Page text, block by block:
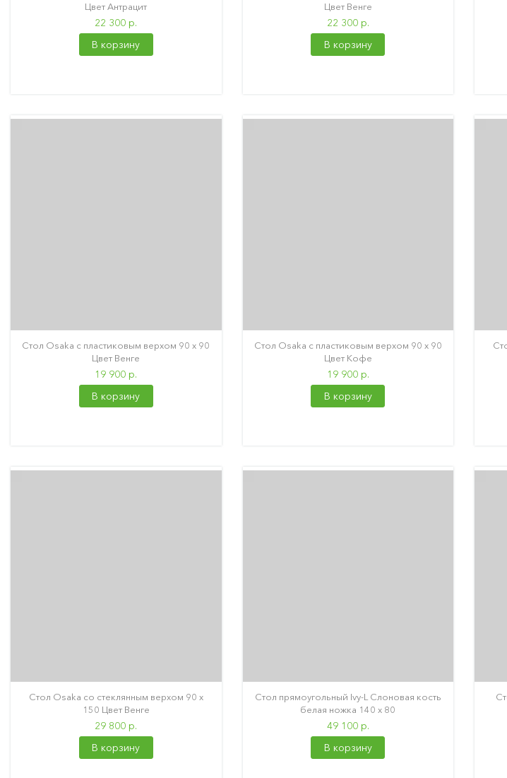
Цвет Антрацит
22 300 р.
В корзину
Цвет Венге
22 300 р.
В корзину
Стол Osaka с пластиковым верхом 90 х 90
Цвет Венге
19 900 р.
В корзину
Стол Osaka с пластиковым верхом 90 х 90
Цвет Кофе
19 900 р.
В корзину
Стол Osaka со стеклянным верхом 90 х
150 Цвет Венге
29 800 р.
В корзину
Стол прямоугольный Ivy-L Слоновая кость
белая ножка 140 х 80
49 100 р.
В корзину